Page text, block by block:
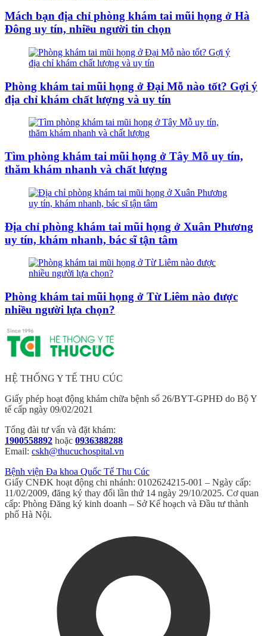
Mách bạn địa chỉ phòng khám tai mũi họng ở Hà
Đông uy tín, nhiều người tin chọn
Phòng khám tai mũi họng ở Đại Mỗ nào tốt? Gợi ý
địa chỉ khám chất lượng và uy tín
Tìm phòng khám tai mũi họng ở Tây Mỗ uy tín,
thăm khám nhanh và chất lượng
Địa chỉ phòng khám tai mũi họng ở Xuân Phương
uy tín, khám nhanh, bác sĩ tận tâm
Phòng khám tai mũi họng ở Từ Liêm nào được
nhiều người lựa chọn?
HỆ THỐNG Y TẾ THU CÚC
Giấy phép hoạt động khám chữa bệnh số 26/BYT-GPHĐ do Bộ Y
tế cấp ngày 09/02/2021
Tổng đài tư vấn và đặt khám:
1900558892 hoặc 0936388288
Email: cskh@thucuchospital.vn
Bệnh viện Đa khoa Quốc Tế Thu Cúc
Giấy CNĐK hoạt động chi nhánh: 0102624215-001 – Ngày cấp:
11/02/2009, đăng ký thay đổi lần thứ 14 ngày 29/10/2025. Cơ quan
cấp: Phòng Đăng ký kinh doanh – Sở Kế hoạch và Đầu tư thành
phố Hà Nội.